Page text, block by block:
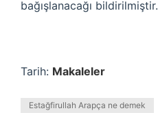
bağışlanacağı bildirilmiştir.
Tarih: Makaleler
Estağfirullah Arapça ne demek